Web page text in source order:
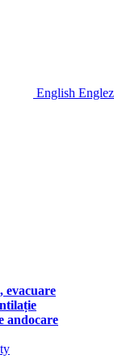
English
evacuare
andocare